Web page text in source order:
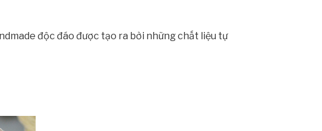
độc đáo được tạo ra bởi những chất liệu tự